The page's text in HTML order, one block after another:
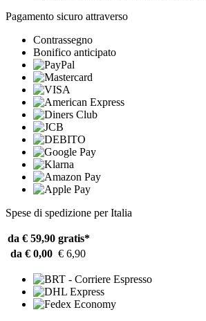
Pagamento sicuro attraverso
Contrassegno
Bonifico anticipato
Spese di spedizione per Italia
da € 59,90 gratis*
da € 0,00 € 6,90